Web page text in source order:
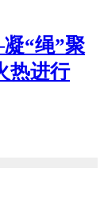
“绳”聚
热进行